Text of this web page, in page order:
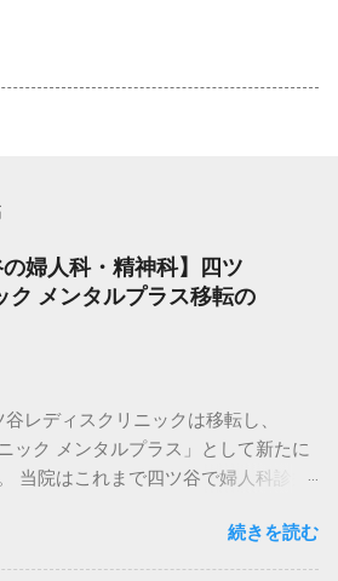
婦人科・精神科】四ツ
ク メンタルプラス移転の
レディスクリニックは移転し、
ック メンタルプラス」として新たに
当院はこれまで四ツ谷で婦人科診療
身体を総合的にサポートできる体制を
先はこれまでのクリニックの隣の隣
続きを読む